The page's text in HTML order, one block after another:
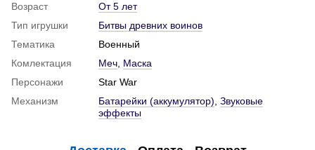
Возраст
От 5 лет
Тип игрушки
Битвы древних воинов
Тематика
Военный
Комлектация
Меч Маска
Персонажи
Star War
Механизм
Батарейки (аккумулятор) Звуковые
эффекты